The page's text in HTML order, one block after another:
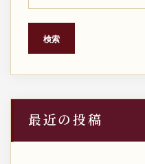
ジ
送
り
検索
最近の投稿